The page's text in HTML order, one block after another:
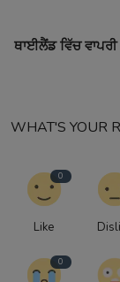
ਥਾਈਲੈਂਡ ਵਿੱਚ
WHAT'S YOUR
0
Like
0